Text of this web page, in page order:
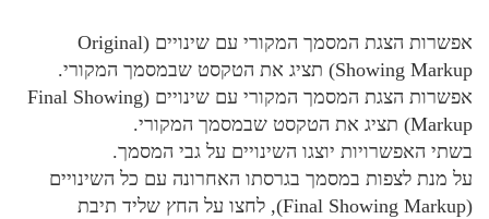
אפשרות הצגת המסמך המקורי עם שינויים (Original
Showing Markup) תציג את הטקסט שבמסמך המקורי.
אפשרות הצגת המסמך המקורי עם שינויים (Final Showing
Markup) תציג את הטקסט שבמסמך המקורי.
בשתי האפשרויות יוצגו השינויים על גבי המסמך.
על מנת לצפות במסמך בגרסתו האחרונה עם כל השינויים
(Final Showing Markup), לחצו על החץ שליד תיבת